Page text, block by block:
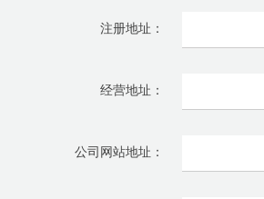
注册地址：
经营地址：
公司网站地址：